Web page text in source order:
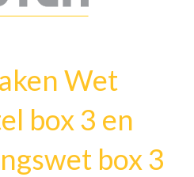
Wet
box 3 en
box 3